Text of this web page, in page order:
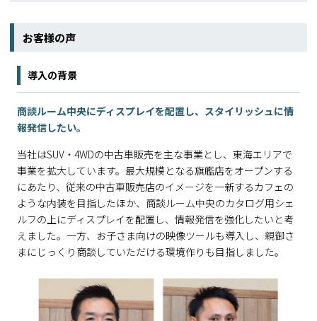
お客様の声
導入の背景
商談ルーム中央にディスプレイを配置し、スタイリッシュに情
報発信したい。
当社はSUV・4WDの中古車販売を主な事業とし、東海エリアで
事業を拡大しています。最大規模となる旗艦店をオープンする
にあたり、従来の中古車販売店のイメージを一新するカフェの
ような内装を目指したほか、商談ルーム中央のカタログ用シェ
ルフの上にディスプレイを配置し、情報発信を強化したいと考
えました。一方、お子さま向けの映像ツールも導入し、親御さ
まにじっくり商談していただける環境作りも目指しました。